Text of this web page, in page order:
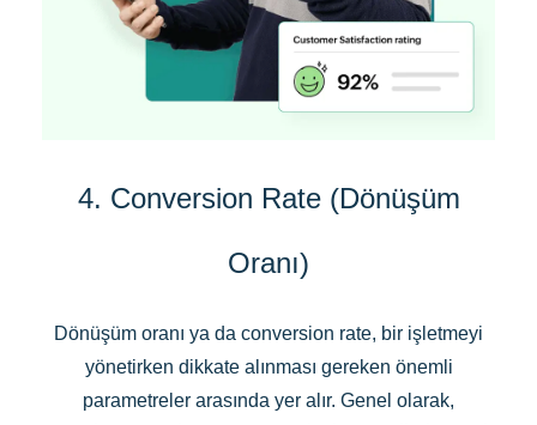
4. Conversion Rate (Dönüşüm
Oranı)
Dönüşüm oranı ya da conversion rate, bir işletmeyi
yönetirken dikkate alınması gereken önemli
parametreler arasında yer alır. Genel olarak,